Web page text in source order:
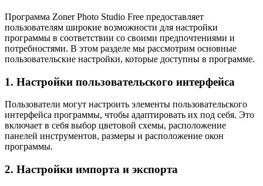
Программа Zoner Photo Studio Free предоставляет
пользователям широкие возможности для настройки
программы в соответствии со своими предпочтениями и
потребностями. В этом разделе мы рассмотрим основные
пользовательские настройки, которые доступны в программе.
1. Настройки пользовательского интерфейса
Пользователи могут настроить элементы пользовательского
интерфейса программы, чтобы адаптировать их под себя. Это
включает в себя выбор цветовой схемы, расположение
панелей инструментов, размеры и расположение окон
программы.
2. Настройки импорта и экспорта